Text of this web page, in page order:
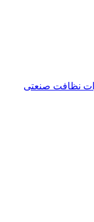
نظافت صنعتی